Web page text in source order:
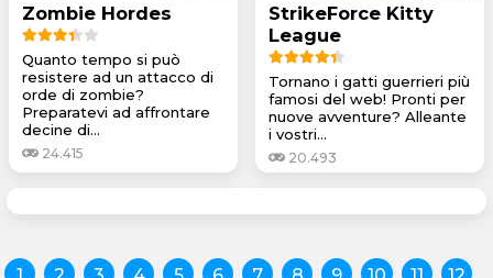
Zombie Hordes
Quanto tempo si può
resistere ad un attacco di
orde di zombie?
Preparatevi ad affrontare
decine di...
24.415
StrikeForce Kitty
League
Tornano i gatti guerrieri più
famosi del web! Pronti per
nuove avventure? Alleante
i vostri...
20.493